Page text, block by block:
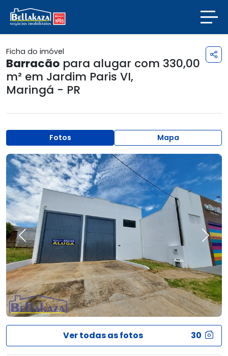
Ficha do imóvel
Barracão para alugar com 330,00
m² em Jardim Paris VI,
Maringá - PR
Fotos Mapa
Previous Next
Ver todas as fotos 30